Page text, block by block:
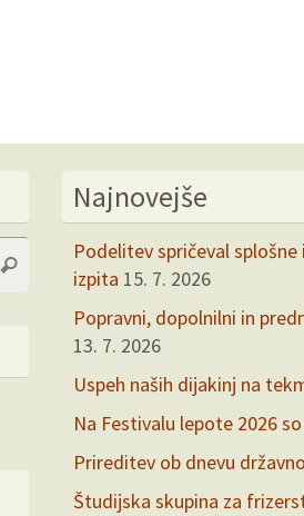
Search
Search
Najnovejše
Podelitev spričeval
izpita 15. 7. 2026
Popravni, dopolnilni in
13. 7. 2026
Uspeh naših dijakinj na
Na Festivalu lepote 2026
Prireditev ob dnevu
Študijska skupina za